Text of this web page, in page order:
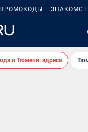
ПРОМОКОДЫ
в Тюмени: адреса